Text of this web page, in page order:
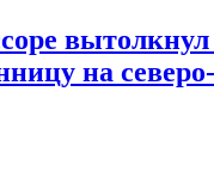
вытолкнул
на